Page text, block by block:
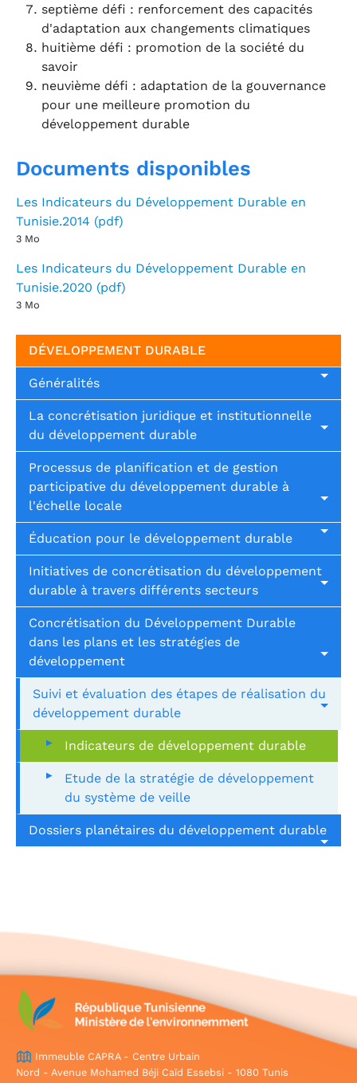
septième défi : renforcement des capacités
d'adaptation aux changements climatiques
huitième défi : promotion de la société du
savoir
neuvième défi : adaptation de la gouvernance
pour une meilleure promotion du
développement durable
Documents disponibles
Les Indicateurs du Développement Durable en
Tunisie.2014 (pdf)
3 Mo
Les Indicateurs du Développement Durable en
Tunisie.2020 (pdf)
3 Mo
DÉVELOPPEMENT DURABLE
Généralités
La concrétisation juridique et institutionnelle
du développement durable
Processus de planification et de gestion
participative du développement durable à
l'échelle locale
Éducation pour le développement durable
Initiatives de concrétisation du développement
durable à travers différents secteurs
Concrétisation du Développement Durable
dans les plans et les stratégies de
développement
Suivi et évaluation des étapes de réalisation du
développement durable
Indicateurs de développement durable
Etude de la stratégie de développement
du système de veille
Dossiers planétaires du développement durable
Immeuble CAPRA - Centre Urbain
Nord - Avenue Mohamed Béji Caïd Essebsi - 1080 Tunis